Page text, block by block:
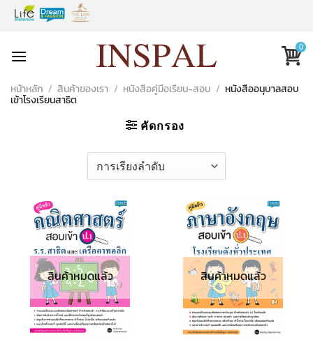
Skip
0
หน้าหลัก / สินค้าของเรา / หนังสือคู่มือเรียน-สอบ / หนังสืออนุบาลสอบ
เข้าโรงเรียนสาธิต
คัดกรอง
สินค้าหมดแล้ว สินค้าหมดแล้ว